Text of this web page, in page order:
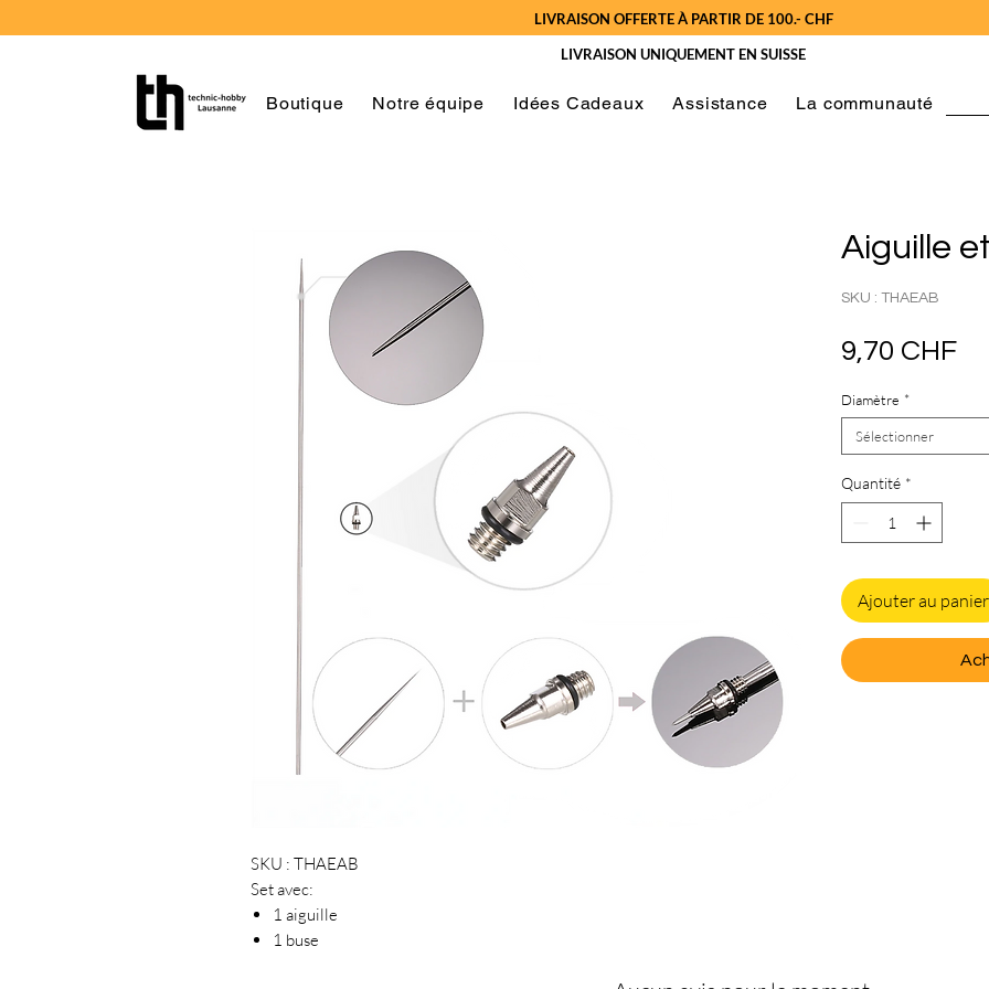
LIVRAISON OFFERTE À PARTIR DE 100.- CHF
LIVRAISON UNIQUEMENT EN SUISSE
Boutique Notre équipe Idées Cadeaux Assistance La communauté
SKU : THAEAB
Set avec:
1 aiguille
1 buse
Aiguille
SKU : THAEAB
9,70 CHF
Diamètre *
Sélectionner
Quantité *
Ajouter au panier